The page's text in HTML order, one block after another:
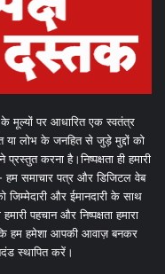
के मूल्यों पर आधारित एक स्वतंत्र
या लोभ के जनहित से जुड़े मुद्दों को
करना है।निष्पक्षता ही हमारी
समाचार पत्र और डिजिटल वेब
जिम्मेदारी और ईमानदारी के साथ
पहचान और निष्पक्षता हमारा
हम हमेशा आपकी आवाज़ बनकर
स्थापित करें।